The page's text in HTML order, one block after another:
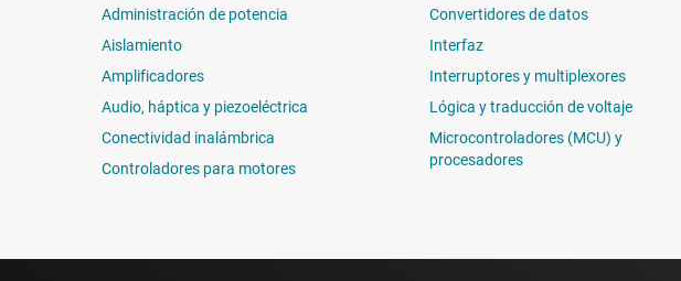
Administración de potencia
Aislamiento
Amplificadores
Audio, háptica y piezoeléctrica
Conectividad inalámbrica
Controladores para motores
Convertidores de datos
Interfaz
Interruptores y multiplexores
Lógica y traducción de voltaje
Microcontroladores (MCU) y
procesadores